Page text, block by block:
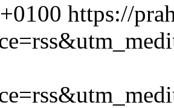
https://